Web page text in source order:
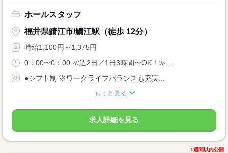
ホールスタッフ
福井県鯖江市/鯖江駅（徒歩 12分）
時給1,100円～1,375円
0：00〜0：00 ≪週2日／1日3時間〜OK！≫ ...
●シフト制 ※ワークライフバランスも充実...
もっと見る
求人詳細を見る
1週間以内公開